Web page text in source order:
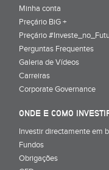
Minha conta
Preçário BiG +
Preçário
Perguntas Frequentes
Galeria de Vídeos
Carreiras
Corporate Governance
ONDE E COMO
Investir directamente em
Fundos
Obrigações